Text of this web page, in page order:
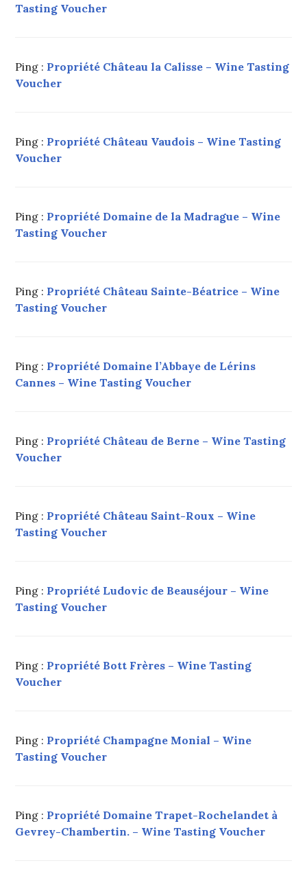
Tasting Voucher
Ping : Propriété Château la Calisse – Wine Tasting
Voucher
Ping : Propriété Château Vaudois – Wine Tasting
Voucher
Ping : Propriété Domaine de la Madrague – Wine
Tasting Voucher
Ping : Propriété Château Sainte-Béatrice – Wine
Tasting Voucher
Ping : Propriété Domaine l’Abbaye de Lérins
Cannes – Wine Tasting Voucher
Ping : Propriété Château de Berne – Wine Tasting
Voucher
Ping : Propriété Château Saint-Roux – Wine
Tasting Voucher
Ping : Propriété Ludovic de Beauséjour – Wine
Tasting Voucher
Ping : Propriété Bott Frères – Wine Tasting
Voucher
Ping : Propriété Champagne Monial – Wine
Tasting Voucher
Ping : Propriété Domaine Trapet-Rochelandet à
Gevrey-Chambertin. – Wine Tasting Voucher